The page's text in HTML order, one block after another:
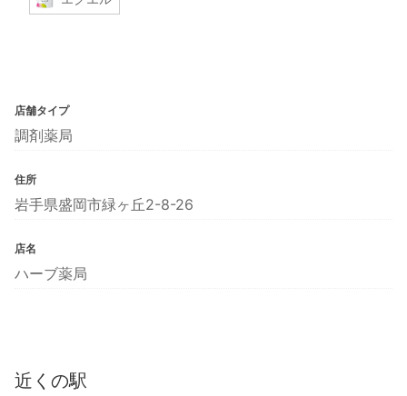
店舗タイプ
調剤薬局
住所
岩手県盛岡市緑ヶ丘2-8-26
店名
ハーブ薬局
近くの駅